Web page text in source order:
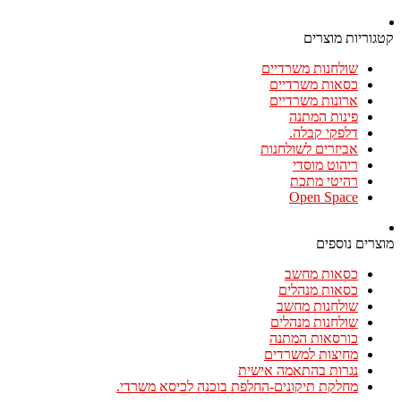
קטגוריות מוצרים
שולחנות משרדיים
כסאות משרדיים
ארונות משרדיים
פינות המתנה
דלפקי קבלה.
אביזרים לשולחנות
ריהוט מוסדי
רהיטי מתכת
Open Space
מוצרים נוספים
כסאות מחשב
כסאות מנהלים
שולחנות מחשב
שולחנות מנהלים
כורסאות המתנה
מחיצות למשרדים
נגרות בהתאמה אישית
מחלקת תיקונים-החלפת בוכנה לכיסא משרדי.